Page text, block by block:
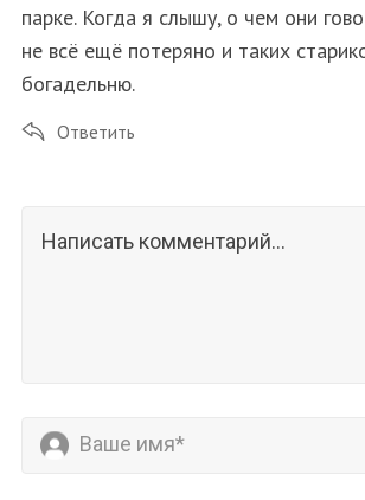
парке. Когда я слышу, о чем они
не всё ещё потеряно и таких
богадельню.
Ответить